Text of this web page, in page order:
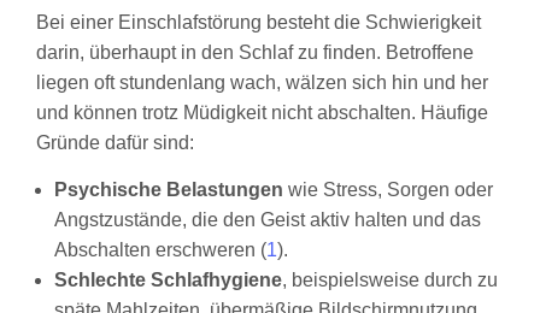
Bei einer Einschlafstörung besteht die Schwierigkeit
darin, überhaupt in den Schlaf zu finden. Betroffene
liegen oft stundenlang wach, wälzen sich hin und her
und können trotz Müdigkeit nicht abschalten. Häufige
Gründe dafür sind:
Psychische Belastungen wie Stress, Sorgen oder
Angstzustände, die den Geist aktiv halten und das
Abschalten erschweren (1).
Schlechte Schlafhygiene, beispielsweise durch zu